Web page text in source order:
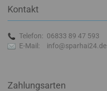
Kontakt
Telefon: 06833 89 47 593
E-Mail:
info@sparhai24.de
Zahlungsarten